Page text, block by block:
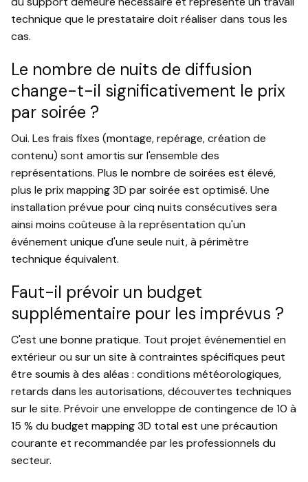
technique que le prestataire doit réaliser dans tous les
cas.
Le nombre de nuits de diffusion
change-t-il significativement le prix
par soirée ?
Oui. Les frais fixes (montage, repérage, création de
contenu) sont amortis sur l'ensemble des
représentations. Plus le nombre de soirées est élevé,
plus le prix mapping 3D par soirée est optimisé. Une
installation prévue pour cinq nuits consécutives sera
ainsi moins coûteuse à la représentation qu'un
événement unique d'une seule nuit, à périmètre
technique équivalent.
Faut-il prévoir un budget
supplémentaire pour les imprévus ?
C'est une bonne pratique. Tout projet événementiel en
extérieur ou sur un site à contraintes spécifiques peut
être soumis à des aléas : conditions météorologiques,
retards dans les autorisations, découvertes techniques
sur le site. Prévoir une enveloppe de contingence de 10 à
15 % du budget mapping 3D total est une précaution
courante et recommandée par les professionnels du
secteur.